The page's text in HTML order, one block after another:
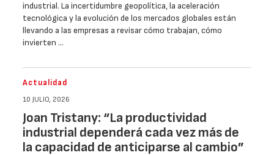
industrial. La incertidumbre geopolítica, la aceleración
tecnológica y la evolución de los mercados globales están
llevando a las empresas a revisar cómo trabajan, cómo
invierten …
Actualidad
10 JULIO, 2026
Joan Tristany: “La productividad
industrial dependerá cada vez más de
la capacidad de anticiparse al cambio”